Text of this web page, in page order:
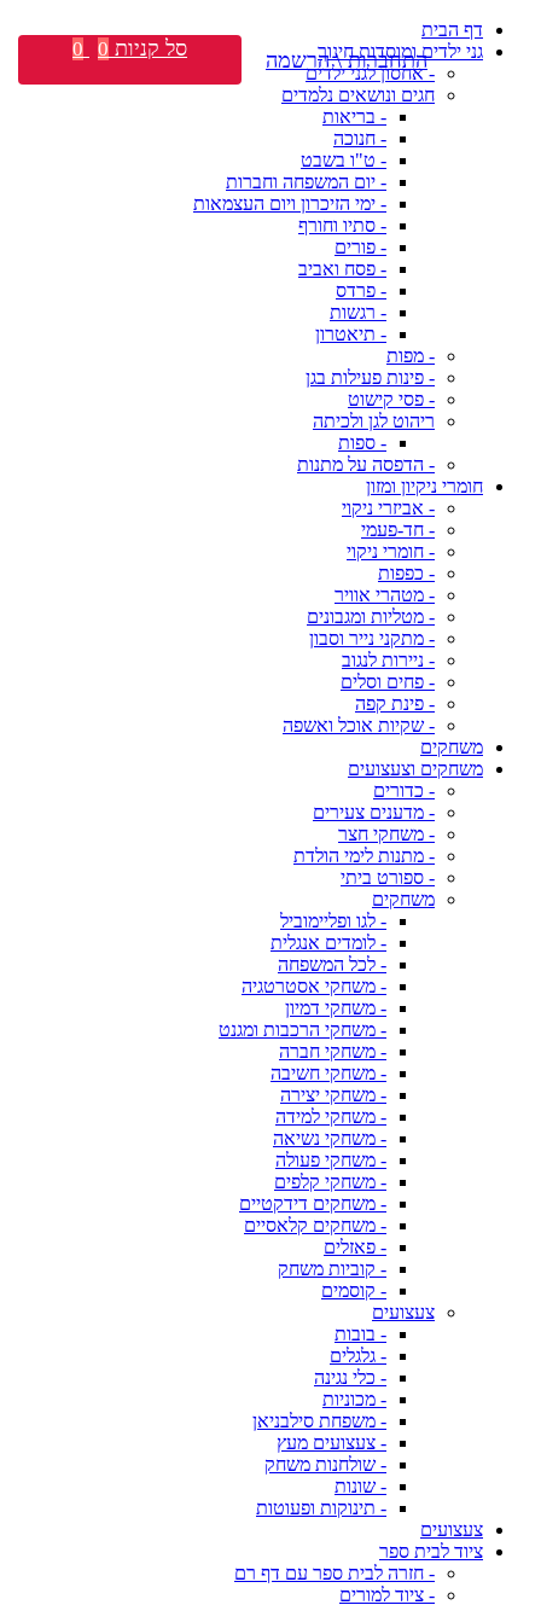
דף הבית
גני ילדים ומוסדות חינוך
- אחסון לגני ילדים
חגים ונושאים נלמדים
- בריאות
- חנוכה
- ט"ו בשבט
- יום המשפחה וחברות
- ימי הזיכרון ויום העצמאות
- סתיו וחורף
- פורים
- פסח ואביב
- פרדס
- רגשות
- תיאטרון
- מפות
- פינות פעילות בגן
- פסי קישוט
ריהוט לגן ולכיתה
- ספות
- הדפסה על מתנות
חומרי ניקיון ומזון
- אביזרי ניקוי
- חד-פעמי
- חומרי ניקוי
- כפפות
- מטהרי אוויר
- מטליות ומגבונים
- מתקני נייר וסבון
- ניירות לנגוב
- פחים וסלים
- פינת קפה
- שקיות אוכל ואשפה
משחקים
משחקים וצעצועים
- כדורים
- מדענים צעירים
- משחקי חצר
- מתנות לימי הולדת
- ספורט ביתי
משחקים
- לגו ופליימוביל
- לומדים אנגלית
- לכל המשפחה
- משחקי אסטרטגיה
- משחקי דמיון
- משחקי הרכבות ומגנט
- משחקי חברה
- משחקי חשיבה
- משחקי יצירה
- משחקי למידה
- משחקי נשיאה
- משחקי פעולה
- משחקי קלפים
- משחקים דידקטיים
- משחקים קלאסיים
- פאזלים
- קוביות משחק
- קוסמים
צעצועים
- בובות
- גלגלים
- כלי נגינה
- מכוניות
- משפחת סילבניאן
- צעצועים מעץ
- שולחנות משחק
- שונות
- תינוקות ופעוטות
צעצועים
ציוד לבית ספר
- חזרה לבית ספר עם דף רם
- ציוד למורים
התחברות \ הרשמה סל קניות 0
0